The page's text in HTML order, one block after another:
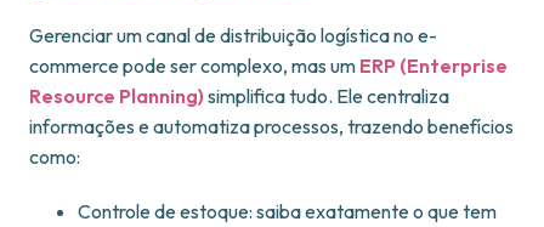
Gerenciar um canal de distribuição logística no e-
commerce pode ser complexo, mas um ERP (Enterprise
Resource Planning) simplifica tudo. Ele centraliza
informações e automatiza processos, trazendo benefícios
como:
Controle de estoque: saiba exatamente o que tem